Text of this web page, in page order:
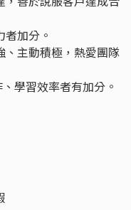
加分。
主動積極，熱愛團隊
學習效率者有加分。